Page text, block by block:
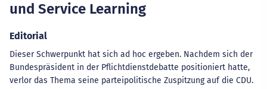
und Service Learning
Editorial
Dieser Schwerpunkt hat sich ad hoc ergeben. Nachdem sich der
Bundespräsident in der Pflichtdienstdebatte positioniert hatte,
verlor das Thema seine parteipolitische Zuspitzung auf die CDU.